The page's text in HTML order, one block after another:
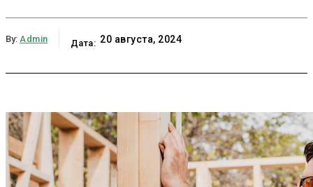
By: Admin Дата: 20 августа, 2024